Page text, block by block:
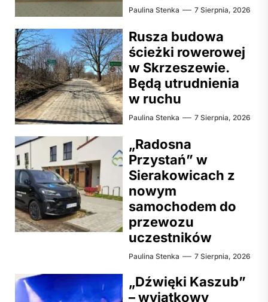
Paulina Stenka 7 Sierpnia, 2026
Rusza budowa
ścieżki rowerowej
w Skrzeszewie.
Będą utrudnienia
w ruchu
Paulina Stenka 7 Sierpnia, 2026
„Radosna
Przystań” w
Sierakowicach z
nowym
samochodem do
przewozu
uczestników
Paulina Stenka 7 Sierpnia, 2026
„Dźwięki Kaszub”
– wyjątkowy